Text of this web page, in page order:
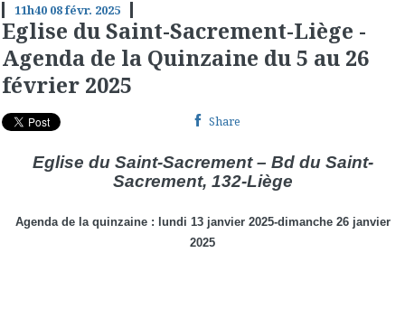
11h40 08févr. 2025
Eglise du Saint-Sacrement-Liège -
Agenda de la Quinzaine du 5 au 26
février 2025
Share
Eglise du Saint-Sacrement – Bd du Saint-
Sacrement, 132-Liège
Agenda de la quinzaine : lundi 13 janvier 2025-dimanche 26 janvier
2025